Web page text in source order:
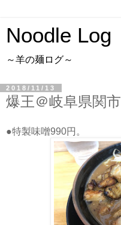
Noodle Log
～羊の麺ログ～
2018/11/13
爆王＠岐阜県関市
●特製味噌990円。